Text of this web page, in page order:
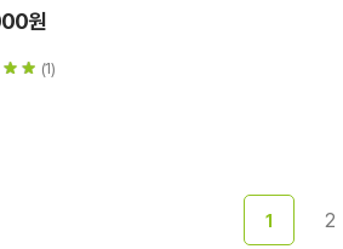
원
(1)
1 2